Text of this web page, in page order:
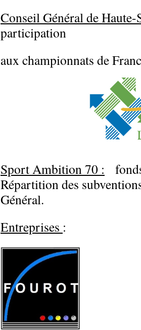
Conseil Général de Haute-
participation
aux championnats de
Sport Ambition 70 :
Répartition des
Général.
Entreprises :